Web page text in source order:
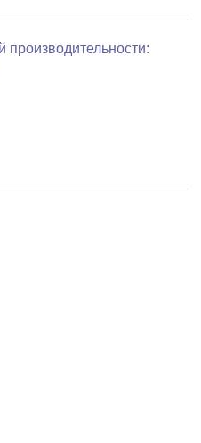
производительности: